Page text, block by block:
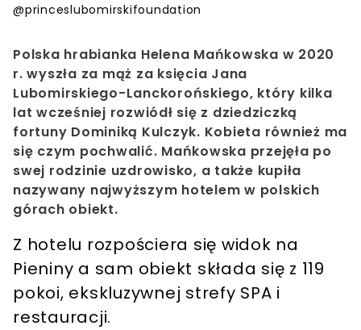
@princeslubomirskifoundation
Polska hrabianka Helena Mańkowska w 2020
r. wyszła za mąż za księcia Jana
Lubomirskiego-Lanckorońskiego, który kilka
lat wcześniej rozwiódł się z dziedziczką
fortuny Dominiką Kulczyk. Kobieta również ma
się czym pochwalić. Mańkowska przejęła po
swej rodzinie uzdrowisko, a także kupiła
nazywany najwyższym hotelem w polskich
górach obiekt.
Z hotelu rozpościera się widok na
Pieniny a sam obiekt składa się z 119
pokoi, ekskluzywnej strefy SPA i
restauracji.